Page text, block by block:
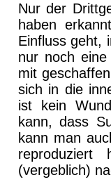
Nur der
haben
Einfluss geht,
nur noch
mit
sich in die
ist kein
kann, dass
kann man
(vergeblich)